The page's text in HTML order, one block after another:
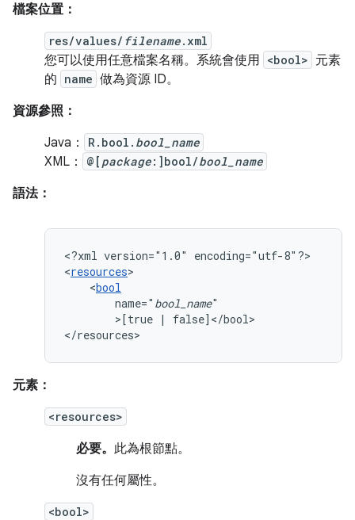
檔案位置：
res/values/ filename.xml
您可以使用任意檔案名稱。系統會使用 <bool> 元素
的 name 做為資源 ID。
資源參照：
Java：
R.bool. bool_name
XML： @[ package:]bool/bool_name
語法：
<?xml version="1.0"
encoding="utf-8"?>
<resources
<bool
name=" bool_name
>[true |
false]</bool>
</resources>
元素：
<resources>
必要。 此為根節點。
沒有任何屬性。
<bool>